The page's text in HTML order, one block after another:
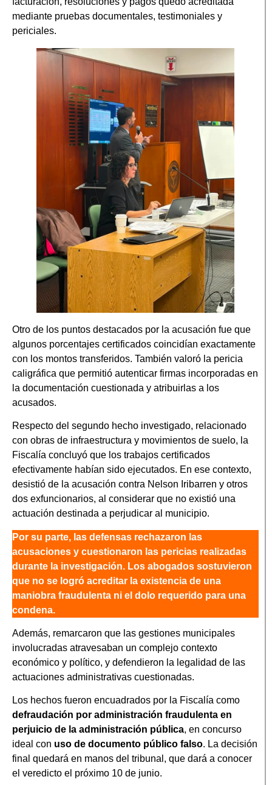
mediante pruebas documentales, testimoniales y
periciales.
Otro de los puntos destacados por la acusación fue que
algunos porcentajes certificados coincidían exactamente
con los montos transferidos. También valoró la pericia
caligráfica que permitió autenticar firmas incorporadas en
la documentación cuestionada y atribuirlas a los
acusados.
Respecto del segundo hecho investigado, relacionado
con obras de infraestructura y movimientos de suelo, la
Fiscalía concluyó que los trabajos certificados
efectivamente habían sido ejecutados. En ese contexto,
desistió de la acusación contra Nelson Iribarren y otros
dos exfuncionarios, al considerar que no existió una
actuación destinada a perjudicar al municipio.
Por su parte, las defensas rechazaron las
acusaciones y cuestionaron las pericias realizadas
durante la investigación. Los abogados sostuvieron
que no se logró acreditar la existencia de una
maniobra fraudulenta ni el dolo requerido para una
condena.
Además, remarcaron que las gestiones municipales
involucradas atravesaban un complejo contexto
económico y político, y defendieron la legalidad de las
actuaciones administrativas cuestionadas.
Los hechos fueron encuadrados por la Fiscalía como
defraudación por administración fraudulenta en
perjuicio de la administración pública, en concurso
ideal con uso de documento público falso. La decisión
final quedará en manos del tribunal, que dará a conocer
el veredicto el próximo 10 de junio.